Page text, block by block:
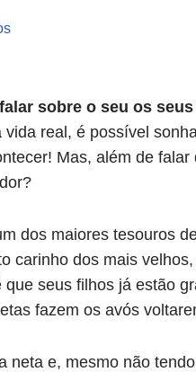
sobre o seu os
real, é possível
Mas, além de
dos maiores tesouros
carinho dos mais
seus filhos já estão
fazem os avós
neta e, mesmo não